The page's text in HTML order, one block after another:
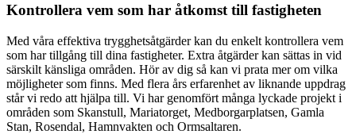
Kontrollera vem som har åtkomst till fastigheten
Med våra effektiva trygghetsåtgärder kan du enkelt kontrollera vem
som har tillgång till dina fastigheter. Extra åtgärder kan sättas in vid
särskilt känsliga områden. Hör av dig så kan vi prata mer om vilka
möjligheter som finns. Med flera års erfarenhet av liknande uppdrag
står vi redo att hjälpa till. Vi har genomfört många lyckade projekt i
områden som Skanstull, Mariatorget, Medborgarplatsen, Gamla
Stan, Rosendal, Hamnvakten och Ormsaltaren.